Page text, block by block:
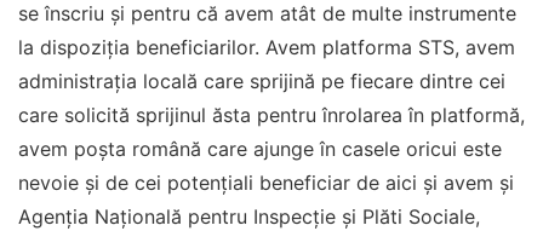
se înscriu și pentru că avem atât de multe instrumente
la dispoziția beneficiarilor. Avem platforma STS, avem
administrația locală care sprijină pe fiecare dintre cei
care solicită sprijinul ăsta pentru înrolarea în platformă,
avem poșta română care ajunge în casele oricui este
nevoie și de cei potențiali beneficiar de aici și avem și
Agenția Națională pentru Inspecție și Plăti Sociale,